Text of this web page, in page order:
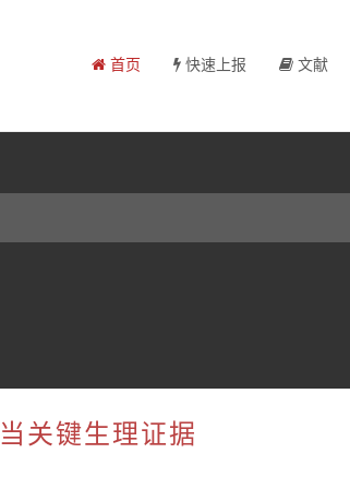
首页 快速上报 文献
关键生理证据